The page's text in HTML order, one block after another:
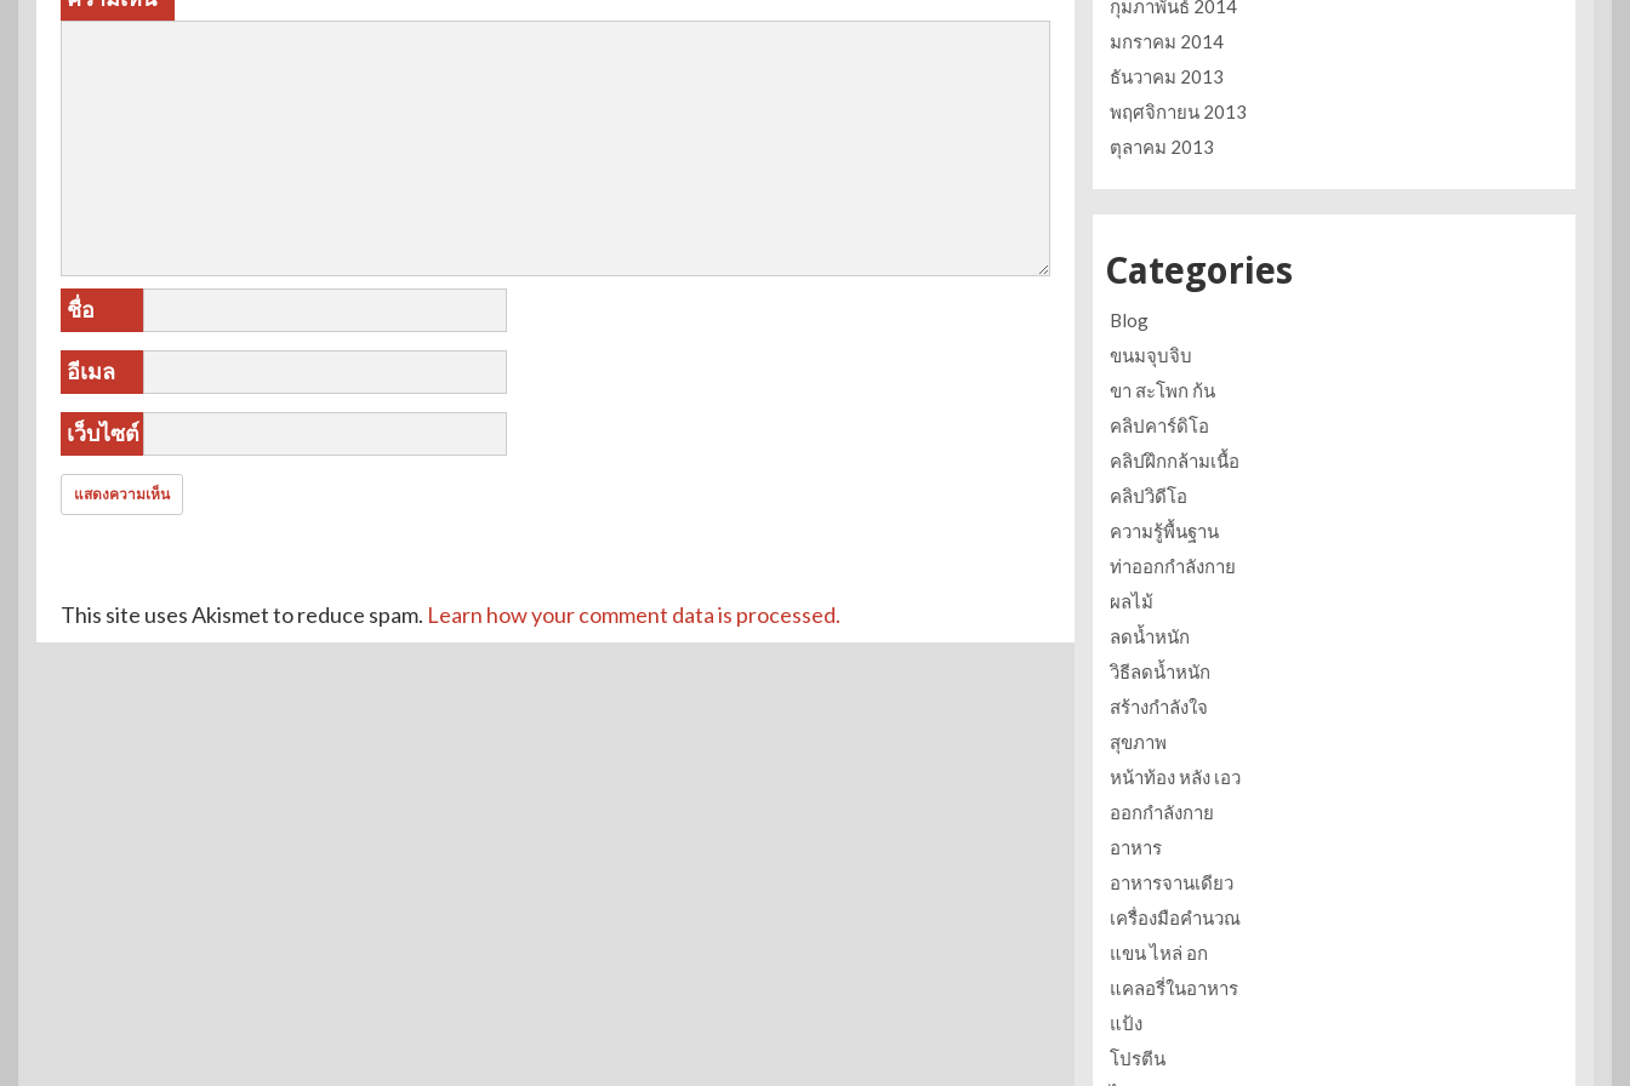
ชื่อ
อีเมล
เว็บไซต์
This site uses Akismet to reduce spam. Learn how your comment data is processed.
กุมภาพันธ์ 2014
มกราคม 2014
ธันวาคม 2013
พฤศจิกายน 2013
ตุลาคม 2013
Categories
Blog
ขนมจุบจิบ
ขา สะโพก ก้น
คลิปคาร์ดิโอ
คลิปฝึกกล้ามเนื้อ
คลิปวิดีโอ
ความรู้พื้นฐาน
ท่าออกกำลังกาย
ผลไม้
ลดน้ำหนัก
วิธีลดน้ำหนัก
สร้างกำลังใจ
สุขภาพ
หน้าท้อง หลัง เอว
ออกกำลังกาย
อาหาร
อาหารจานเดียว
เครื่องมือคำนวณ
แขน ไหล่ อก
แคลอรี่ในอาหาร
แป้ง
โปรตีน